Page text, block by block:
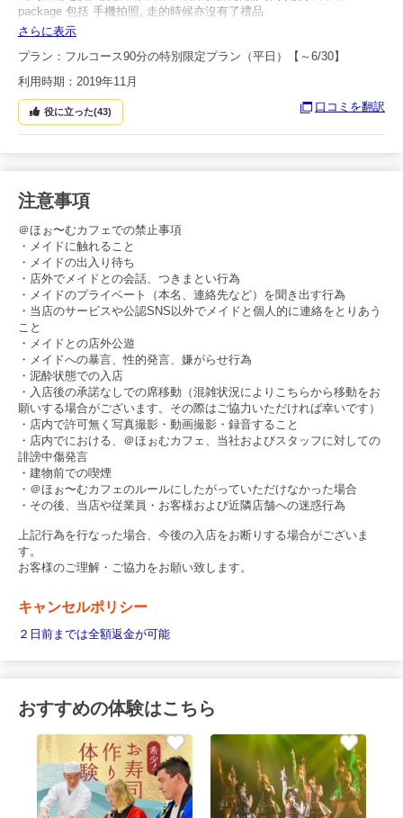
package 包括 手機拍照, 走的時候亦沒有了禮品
餐廳服務 OK 但就完全沒有享受到說好的 特別服務, 但如要繼續推廣 這
個 package, 真的要加強和餐廳的溝通, 讓餐廳職員知道有這個 package
さらに表示
プラン：フルコース90分の特別限定プラン（平日）【～6/30】
利用時期：2019年11月
役に立った(43) 口コミを翻訳
注意事項
＠ほぉ〜むカフェでの禁止事項
・メイドに触れること
・メイドの出入り待ち
・店外でメイドとの会話、つきまとい行為
・メイドのプライベート（本名、連絡先など）を聞き出す行為
・当店のサービスや公認SNS以外でメイドと個人的に連絡をとりあう
こと
・メイドとの店外公遊
・メイドへの暴言、性的発言、嫌がらせ行為
・泥酔状態での入店
・入店後の承諾なしでの席移動（混雑状況によりこちらから移動をお
願いする場合がございます。その際はご協力いただければ幸いです）
・店内で許可無く写真撮影・動画撮影・録音すること
・店内でにおける、＠ほぉむカフェ、当社およびスタッフに対しての
誹謗中傷発言
・建物前での喫煙
・＠ほぉ〜むカフェのルールにしたがっていただけなかった場合
・その後、当店や従業員・お客様および近隣店舗への迷惑行為
上記行為を行なった場合、今後の入店をお断りする場合がございま
す。
お客様のご理解・ご協力をお願い致します。
キャンセルポリシー
２日前までは全額返金が可能
おすすめの体験はこちら